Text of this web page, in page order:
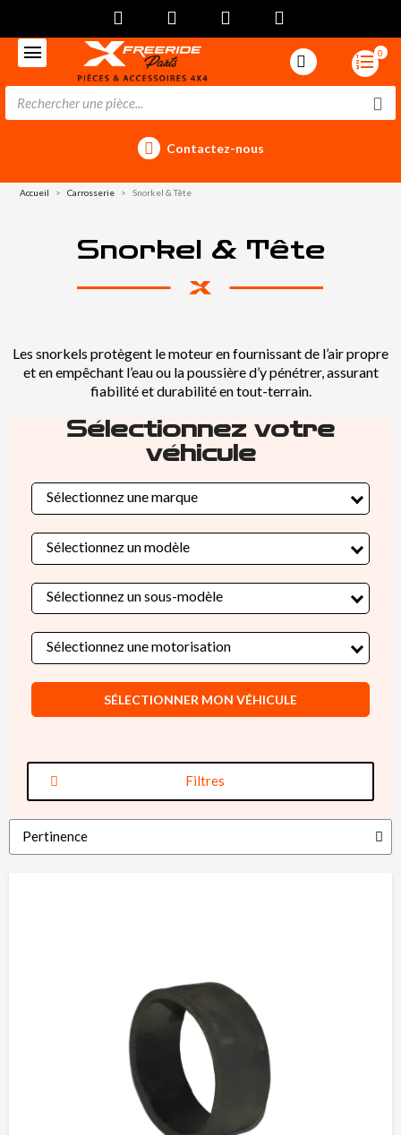
0
Contactez-nous
Accueil Carrosserie Snorkel & Tête
Snorkel & Tête
Les snorkels protègent le moteur en fournissant de l’air propre
et en empêchant l’eau ou la poussière d’y pénétrer, assurant
fiabilité et durabilité en tout-terrain.
Filtres
Sélectionnez votre
véhicule
Sélectionnez une marque
Sélectionnez un modèle
Sélectionnez un sous-modèle
Sélectionnez une motorisation
SÉLECTIONNER MON VÉHICULE